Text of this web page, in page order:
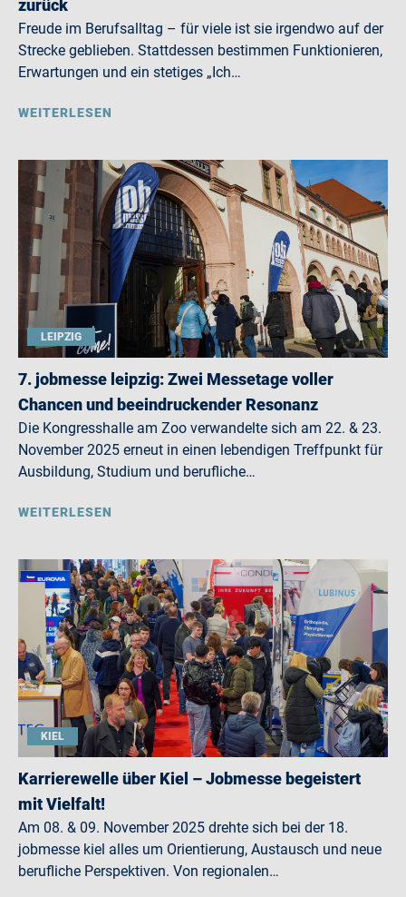
zurück
Freude im Berufsalltag – für viele ist sie irgendwo auf der
Strecke geblieben. Stattdessen bestimmen Funktionieren,
Erwartungen und ein stetiges „Ich…
WEITERLESEN
LEIPZIG
7. jobmesse leipzig: Zwei Messetage voller
Chancen und beeindruckender Resonanz
Die Kongresshalle am Zoo verwandelte sich am 22. & 23.
November 2025 erneut in einen lebendigen Treffpunkt für
Ausbildung, Studium und berufliche…
WEITERLESEN
KIEL
Karrierewelle über Kiel – Jobmesse begeistert
mit Vielfalt!
Am 08. & 09. November 2025 drehte sich bei der 18.
jobmesse kiel alles um Orientierung, Austausch und neue
berufliche Perspektiven. Von regionalen…